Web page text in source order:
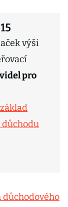
výši
pro
důchodu
důchodového